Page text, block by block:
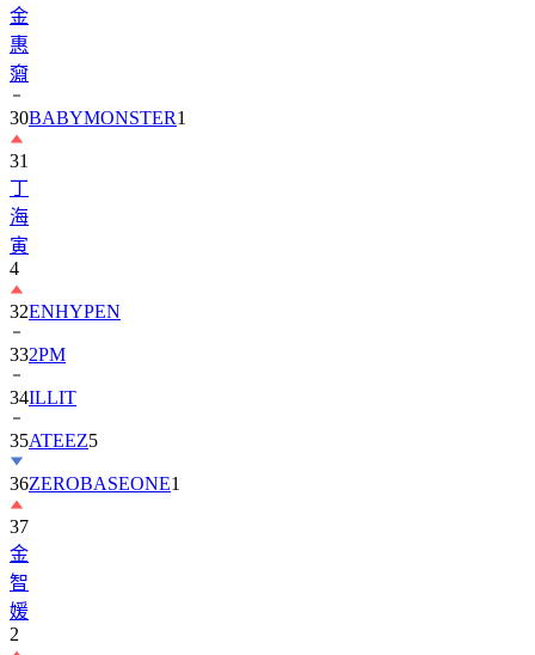
金
惠
奫
30BABYMONSTER1
31
丁
海
寅
4
32ENHYPEN
332PM
34ILLIT
35ATEEZ5
36ZEROBASEONE1
37
金
智
媛
2